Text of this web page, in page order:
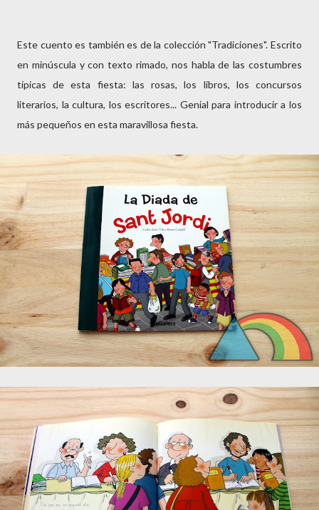
Este cuento es también es de la colección "Tradiciones". Escrito
en minúscula y con texto rimado, nos habla de las costumbres
típicas de esta fiesta: las rosas, los libros, los concursos
literarios, la cultura, los escritores... Genial para introducir a los
más pequeños en esta maravillosa fiesta.